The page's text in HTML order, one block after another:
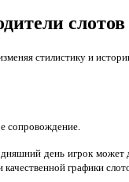
слотов
стилистику и
сопровождение.
день игрок
графики